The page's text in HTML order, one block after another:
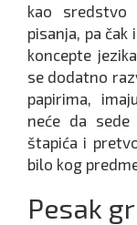
kao sredstvo
pisanja, pa čak
koncepte
se dodatno
papirima,
neće da sede
štapića i
bilo kog
Pesak